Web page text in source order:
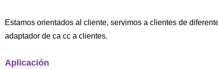
Estamos orientados al cliente, servimos a clientes de
adaptador de ca cc a clientes.
Aplicación